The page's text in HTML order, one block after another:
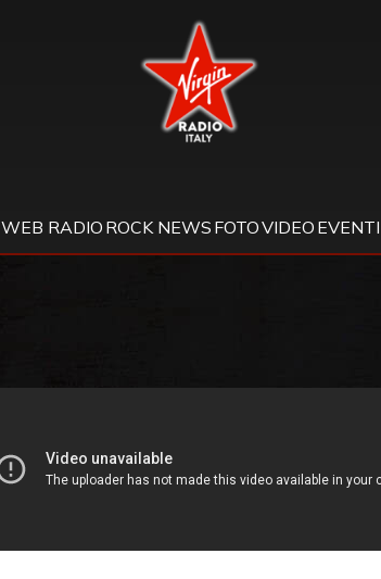
Virgin Radio
WEB RADIO ROCK NEWS FOTOVIDEO EVENTI